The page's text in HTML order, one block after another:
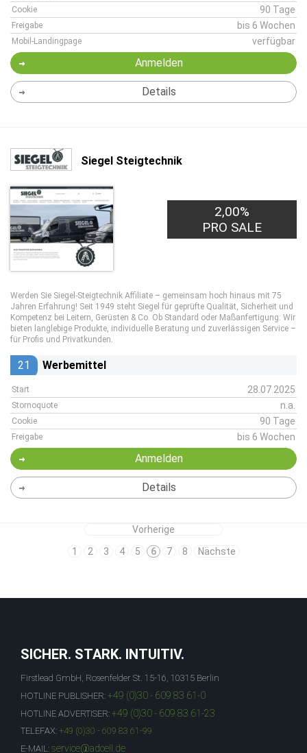
Cookie 90 Tage
Freigabe bis 6 Wochen
Mobil-Landingpage verfügbar
Anmelden
Details
Siegel Steigtechnik
2,00%
PRO SALE
Werden Sie Siegel-Steigtechnik Affiliate – gemeinsam hoch hinaus mit 75
Jahren Erfahrung! Seit 1949 steht Siegel für geprüfte Qualität, Sicherheit und
Kompetenz bei Leitern, Gerüsten & Co. Ob Standard oder Maßanfertigung: Wir
bieten langlebige Produkte, individuelle Beratung und zuverlässigen Service –
für Profis und Privatkunden.
21 Werbemittel
Start 28.07.2025
Stornoquote n.a.
Cookie 90 Tage
Freigabe bis 6 Wochen
Anmelden
Details
Vorherige
1
2 3 4 5 6 7 8 Nächste
SICHER. STARK. INTUITIV.
Firstlead GmbH, Rosenfelder St. 15-16, 10315 Berlin
HOTLINE PUBLISHER: +49 (0)30 - 609 83 61-0
HOTLINE ADVERTISER: +49 (0)30 - 609 83 61-23
TELEFAX: +49 (0)30 - 609 83 61-99
E-MAIL: service@adcell.de